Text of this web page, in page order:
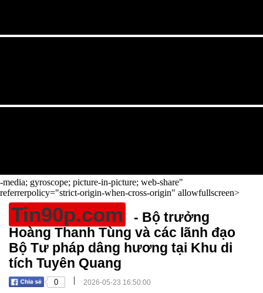
-media; gyroscope; picture-in-picture; web-share"
referrerpolicy="strict-origin-when-cross-origin" allowfullscreen>
Tin90p.com
- Bộ trưởng
Hoàng Thanh Tùng và các lãnh đạo
Bộ Tư pháp dâng hương tại Khu di
tích Tuyên Quang
0 | 2026-05-23 16:50:00